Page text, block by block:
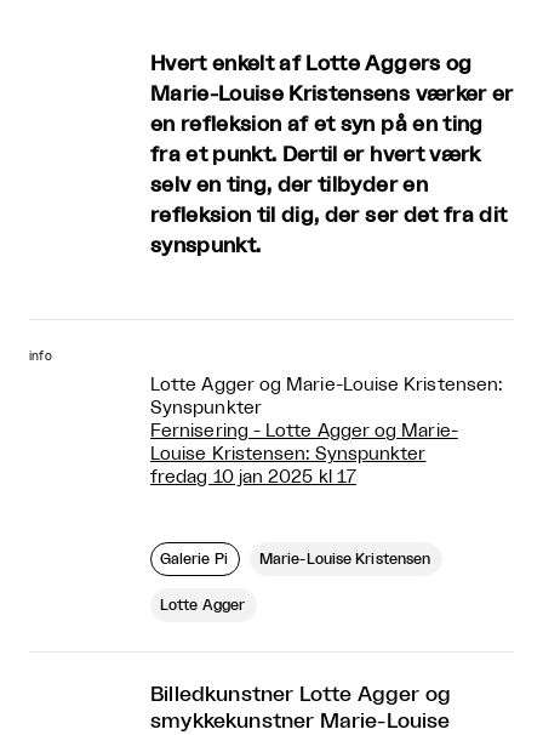
Hvert enkelt af Lotte Aggers og
Marie-Louise Kristensens værker er
en refleksion af et syn på en ting
fra et punkt. Dertil er hvert værk
selv en ting, der tilbyder en
refleksion til dig, der ser det fra dit
synspunkt.
info
Lotte Agger og Marie-Louise Kristensen:
Synspunkter
Fernisering - Lotte Agger og Marie-
Louise Kristensen: Synspunkter
fredag 10 jan 2025 kl 17
Galerie Pi Marie-Louise Kristensen
Lotte Agger
Billedkunstner Lotte Agger og
smykkekunstner Marie-Louise